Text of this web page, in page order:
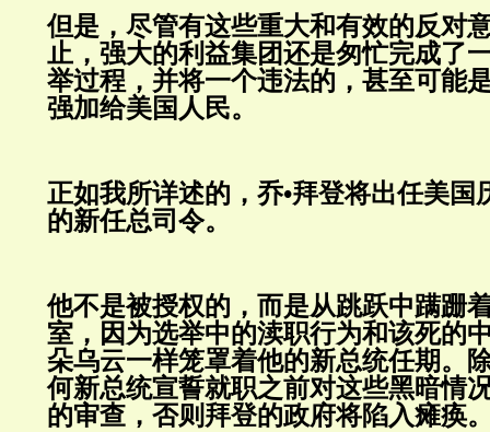
但是，尽管有这些重大和有效的反对
止，强大的利益集团还是匆忙完成了
举过程，并将一个违法的，甚至可能
强加给美国人民。
正如我所详述的，乔•拜登将出任美国
的新任总司令。
他不是被授权的，而是从跳跃中蹒跚
室，因为选举中的渎职行为和该死的
朵乌云一样笼罩着他的新总统任期。
何新总统宣誓就职之前对这些黑暗情
的审查，否则拜登的政府将陷入瘫痪